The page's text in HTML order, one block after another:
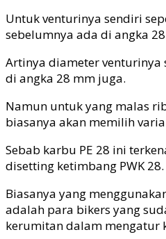
Untuk venturinya sendiri
sebelumnya ada di angka
Artinya diameter venturinya
di angka 28 mm juga.
Namun untuk yang malas
biasanya akan memilih
Sebab karbu PE 28 ini
disetting ketimbang PWK 28.
Biasanya yang
adalah para bikers yang
kerumitan dalam mengatur